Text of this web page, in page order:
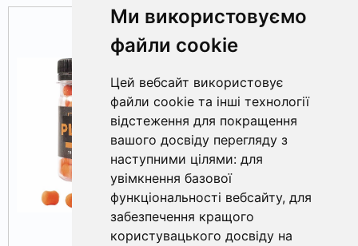
Ми використовуємо
файли cookie
Цей вебсайт використовує
файли cookie та інші технології
відстеження для покращення
вашого досвіду перегляду з
наступними цілями: для
увімкнення базової
функціональності вебсайту, для
забезпечення кращого
користувацького досвіду на